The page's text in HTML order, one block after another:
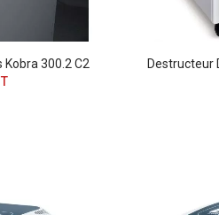
300.2 C2
Destructeur